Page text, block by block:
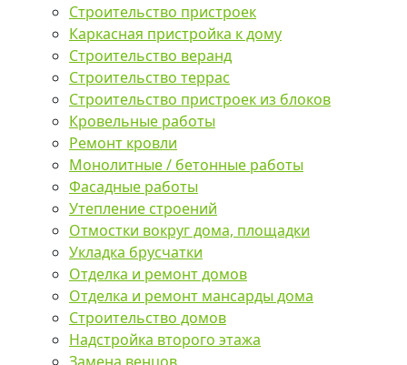
Строительство пристроек
Каркасная пристройка к дому
Строительство веранд
Строительство террас
Строительство пристроек из блоков
Кровельные работы
Ремонт кровли
Монолитные / бетонные работы
Фасадные работы
Утепление строений
Отмостки вокруг дома, площадки
Укладка брусчатки
Отделка и ремонт домов
Отделка и ремонт мансарды дома
Строительство домов
Надстройка второго этажа